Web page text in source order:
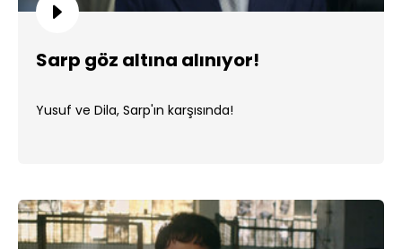
Sarp göz altına alınıyor!
Yusuf ve Dila, Sarp'ın karşısında!